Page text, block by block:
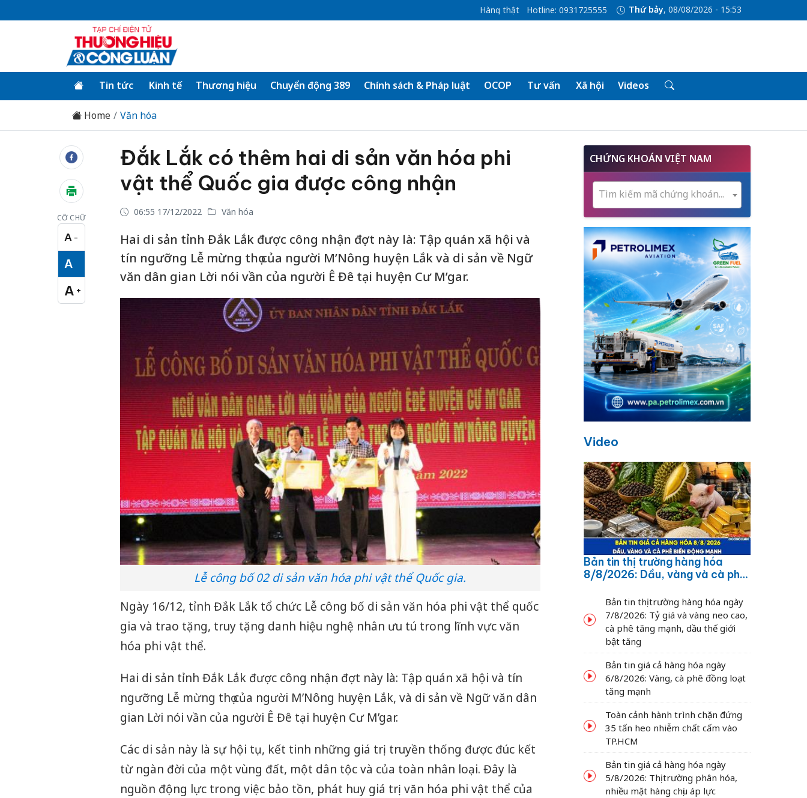
Hàng thật Hotline: 0931725555 Thứ bảy, 08/08/2026 - 15:53
Tin tức Kinh tế Thương hiệu Chuyển động 389 Chính sách & Pháp luật OCOP Tư vấn Xã hội Videos
Home Văn hóa
CỠ CHỮ
A −
Cỡ chữ nhỏ
A
Cỡ chữ vừa
A +
Cỡ chữ lớn
Đắk Lắk có thêm hai di sản văn hóa phi
vật thể Quốc gia được công nhận
06:55 17/12/2022 Văn hóa
Hai di sản tỉnh Đắk Lắk được công nhận đợt này là: Tập quán xã hội và
tín ngưỡng Lễ mừng thọ của người M’Nông huyện Lắk và di sản về Ngữ
văn dân gian Lời nói vần của người Ê Đê tại huyện Cư M’gar.
Lễ công bố 02 di sản văn hóa phi vật thể Quốc gia.
Ngày 16/12, tỉnh Đắk Lắk tổ chức Lễ công bố di sản văn hóa phi vật thể quốc
gia và trao tặng, truy tặng danh hiệu nghệ nhân ưu tú trong lĩnh vực văn
hóa phi vật thể.
Hai di sản tỉnh Đắk Lắk được công nhận đợt này là: Tập quán xã hội và tín
ngưỡng Lễ mừng thọ của người M’Nông huyện Lắk, và di sản về Ngữ văn dân
gian Lời nói vần của người Ê Đê tại huyện Cư M’gar.
Các di sản này là sự hội tụ, kết tinh những giá trị truyền thống được đúc kết
từ ngàn đời của một vùng đất, một dân tộc và của toàn nhân loại. Đây là
nguồn động lực trong việc bảo tồn, phát huy giá trị văn hóa phi vật thể của
CHỨNG KHOÁN VIỆT NAM
Tìm kiếm mã chứng khoán...
Video
Bản tin thị trường hàng hóa
8/8/2026: Dầu, vàng và cà phê
Bản tin thị trường hàng hóa ngày
7/8/2026: Tỷ giá và vàng neo cao,
cà phê tăng mạnh, dầu thế giới
bật tăng
Bản tin giá cả hàng hóa ngày
6/8/2026: Vàng, cà phê đồng loạt
tăng mạnh
Toàn cảnh hành trình chặn đứng
35 tấn heo nhiễm chất cấm vào
TP.HCM
Bản tin giá cả hàng hóa ngày
5/8/2026: Thị trường phân hóa,
nhiều mặt hàng chịu áp lực